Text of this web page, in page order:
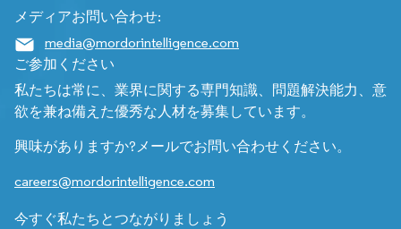
メディアお問い合わせ:
media@mordorintelligence.com
ご参加ください
私たちは常に、業界に関する専門知識、問題解決能力、意
欲を兼ね備えた優秀な人材を募集しています。
興味がありますか?メールでお問い合わせください。
careers@mordorintelligence.com
今すぐ私たちとつながりましょう